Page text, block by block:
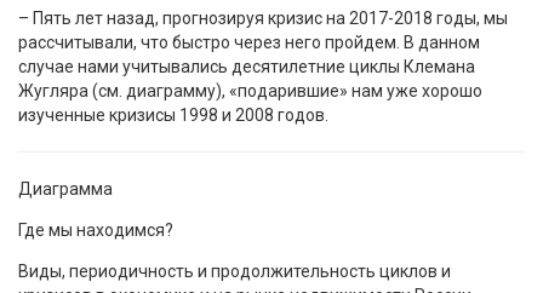
– Пять лет назад, прогнозируя кризис на 2017-2018 годы, мы
рассчитывали, что быстро через него пройдем. В данном
случае нами учитывались десятилетние циклы Клемана
Жугляра (см. диаграмму), «подарившие» нам уже хорошо
изученные кризисы 1998 и 2008 годов.
Диаграмма
Где мы находимся?
Виды, периодичность и продолжительность циклов и